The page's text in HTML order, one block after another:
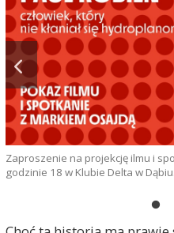
Zaproszenie na projekcję ilmu i
godzinie 18 w Klubie Delta w